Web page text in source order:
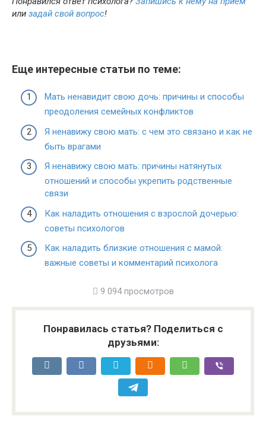
или задай свой вопрос!
Еще интересные статьи по теме:
Мать ненавидит свою дочь: причины и способы
преодоления семейных конфликтов
Я ненавижу свою мать: с чем это связано и как не
быть врагами
Я ненавижу свою мать: причины натянутых
отношений и способы укрепить родственные
связи
Как наладить отношения с взрослой дочерью:
советы психологов
Как наладить близкие отношения с мамой:
важные советы и комментарий психолога
9 094 просмотров
Понравилась статья? Поделиться с
друзьями: